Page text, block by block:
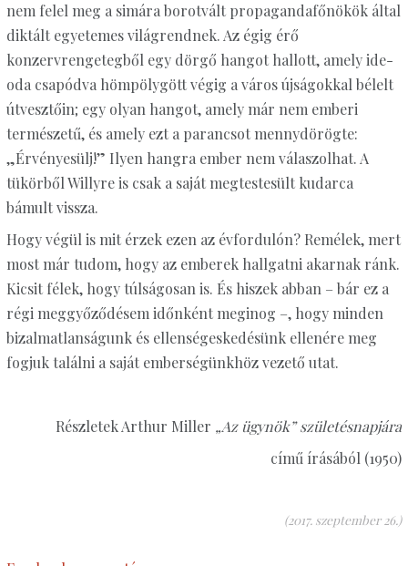
nem felel meg a simára borotvált propagandafőnökök által
diktált egyetemes világrendnek. Az égig érő
konzervrengetegből egy dörgő hangot hallott, amely ide-
oda csapódva hömpölygött végig a város újságokkal bélelt
útvesztőin; egy olyan hangot, amely már nem emberi
természetű, és amely ezt a parancsot mennydörögte:
„Érvényesülj!” Ilyen hangra ember nem válaszolhat. A
tükörből Willyre is csak a saját megtestesült kudarca
bámult vissza.
Hogy végül is mit érzek ezen az évfordulón? Remélek, mert
most már tudom, hogy az emberek hallgatni akarnak ránk.
Kicsit félek, hogy túlságosan is. És hiszek abban – bár ez a
régi meggyőződésem időnként meginog –, hogy minden
bizalmatlanságunk és ellenségeskedésünk ellenére meg
fogjuk találni a saját emberségünkhöz vezető utat.
Részletek Arthur Miller „Az ügynök” születésnapjára
című írásából (1950)
(2017. szeptember 26.)